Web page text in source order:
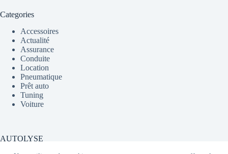
Categories
Accessoires
Actualité
Assurance
Conduite
Location
Pneumatique
Prêt auto
Tuning
Voiture
AUTOLYSE